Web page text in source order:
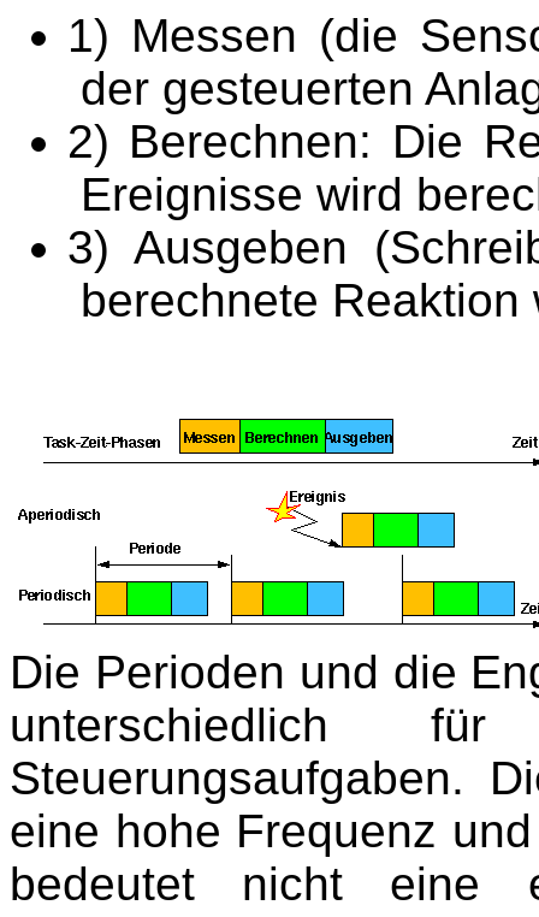
1) Messen (die
der gesteuerten
2) Berechnen: Die
Ereignisse wird
3) Ausgeben
berechnete Reaktion
Die Perioden und die
unterschiedlich
Steuerungsaufgaben.
eine hohe Frequenz
bedeutet nicht eine